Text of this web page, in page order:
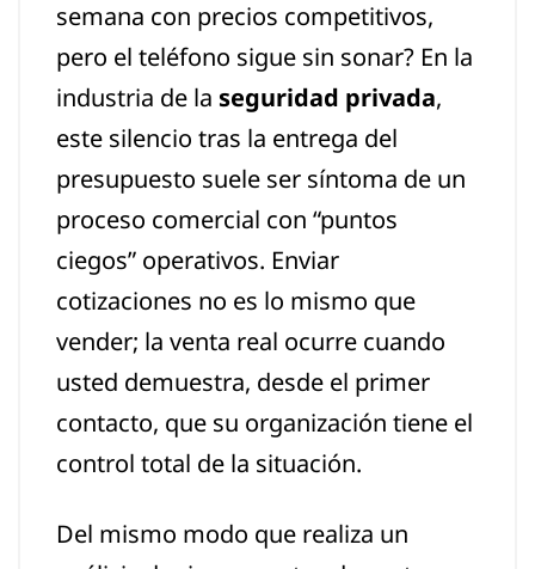
semana con precios competitivos,
pero el teléfono sigue sin sonar? En la
industria de la seguridad privada,
este silencio tras la entrega del
presupuesto suele ser síntoma de un
proceso comercial con “puntos
ciegos” operativos. Enviar
cotizaciones no es lo mismo que
vender; la venta real ocurre cuando
usted demuestra, desde el primer
contacto, que su organización tiene el
control total de la situación.
Del mismo modo que realiza un